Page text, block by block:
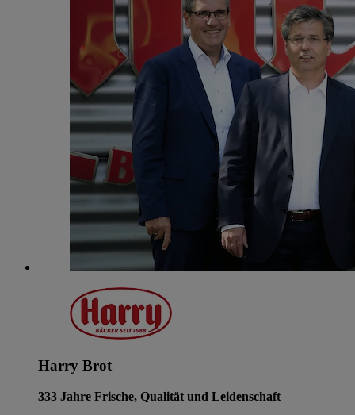
Harry Brot
333 Jahre Frische, Qualität und Leidenschaft